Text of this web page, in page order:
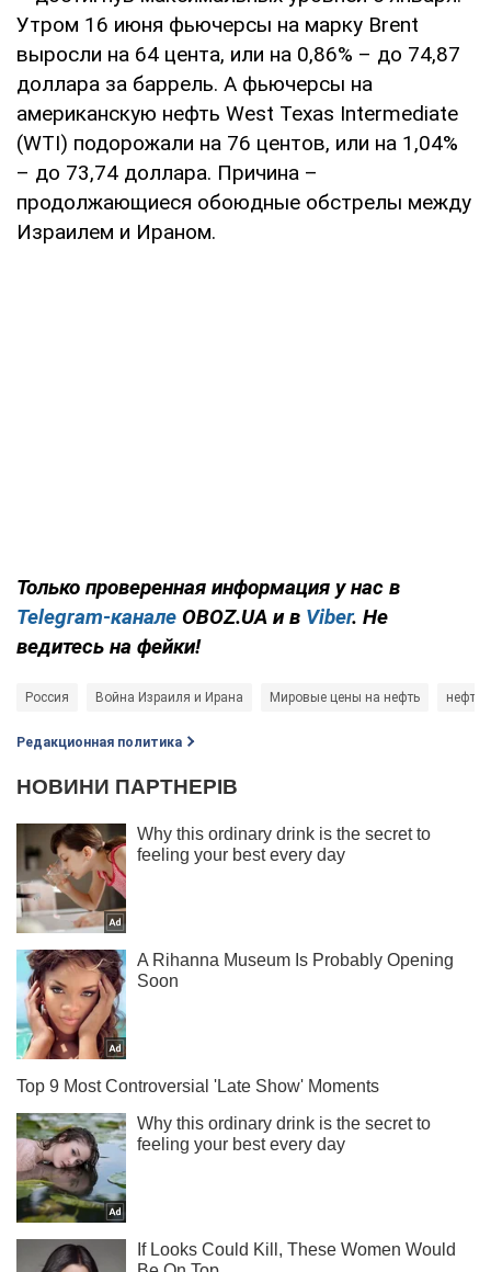
Утром 16 июня фьючерсы на марку Brent
выросли на 64 цента, или на 0,86% – до 74,87
доллара за баррель. А фьючерсы на
американскую нефть West Texas Intermediate
(WTI) подорожали на 76 центов, или на 1,04%
– до 73,74 доллара. Причина –
продолжающиеся обоюдные обстрелы между
Израилем и Ираном.
Только проверенная информация у нас в
Telegram-канале OBOZ.UA и в Viber. Не
ведитесь на фейки!
Россия Война Израиля и Ирана Мировые цены на нефть нефть
Редакционная политика